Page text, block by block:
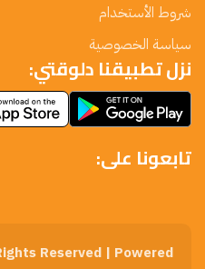
شروط الأستخدام
سياسة الخصوصية
نزل تطبيقنا دلوقتي:
تابعونا على:
Reserved | Powered